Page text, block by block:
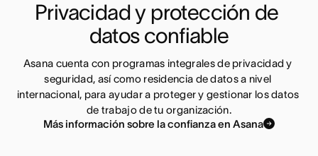
Privacidad y protección de
datos confiable
Asana cuenta con programas integrales de privacidad y
seguridad, así como residencia de datos a nivel
internacional, para ayudar a proteger y gestionar los datos
de trabajo de tu organización.
Más información sobre la confianza en Asana